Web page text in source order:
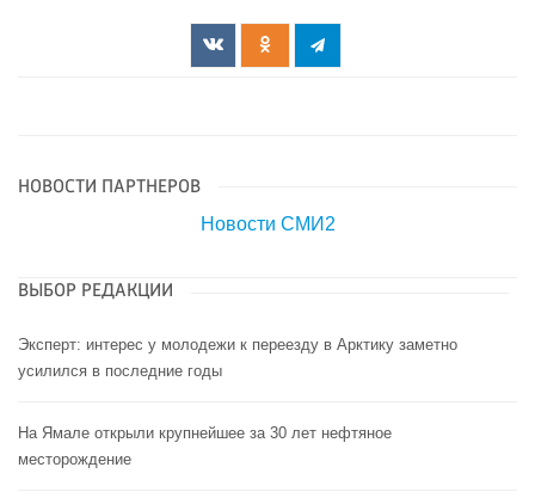
НОВОСТИ ПАРТНЕРОВ
Новости СМИ2
ВЫБОР РЕДАКЦИИ
Эксперт: интерес у молодежи к переезду в Арктику заметно
усилился в последние годы
На Ямале открыли крупнейшее за 30 лет нефтяное
месторождение